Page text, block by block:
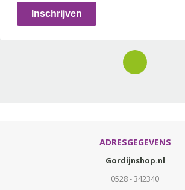
Inschrijven
ADRESGEGEVENS
Gordijnshop.nl
0528 - 342340